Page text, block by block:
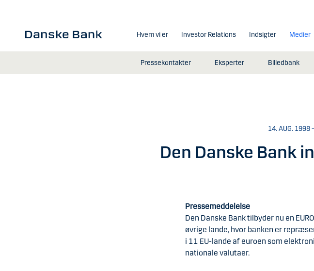
Hvem vi er Investor Relations Indsigter Medier
Pressekontakter Eksperter Billedbank
14. AUG. 1998
Den Danske Bank
Pressemeddelelse
Den Danske Bank tilbyder nu en
øvrige lande, hvor banken er
i 11 EU-lande af euroen som
nationale valutaer.